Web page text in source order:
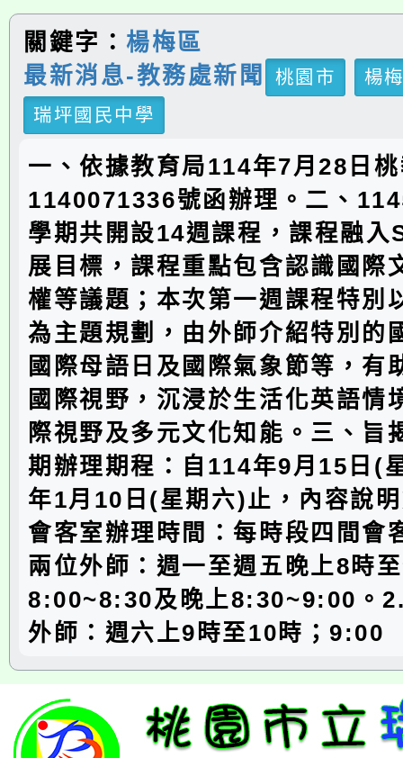
關鍵字： 楊梅區
最新消息-教務處新聞
桃園市
楊
瑞坪國民中學
一、依據教育局114年7月28日
1140071336號函辦理。二、
學期共開設14週課程，課程融入
展目標，課程重點包含認識國際
權等議題；本次第一週課程特別
為主題規劃，由外師介紹特別的
國際母語日及國際氣象節等，有
國際視野，沉浸於生活化英語情
際視野及多元文化知能。三、旨
期辦理期程：自114年9月15日(
年1月10日(星期六)止，內容說
會客室辦理時間：每時段四間會
兩位外師：週一至週五晚上8時
8:00~8:30及晚上8:30~9:00。
外師：週六上9時至10時；9:00